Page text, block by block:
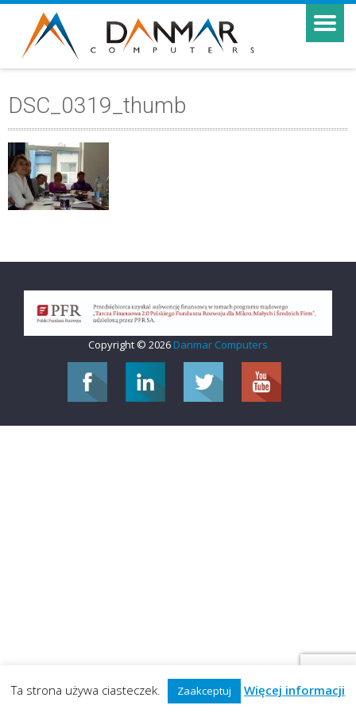
DSC_0319_thumb
Copyright © 2026 Danmar Computers
Ta strona używa ciasteczek. Zaakceptuj Więcej informacji